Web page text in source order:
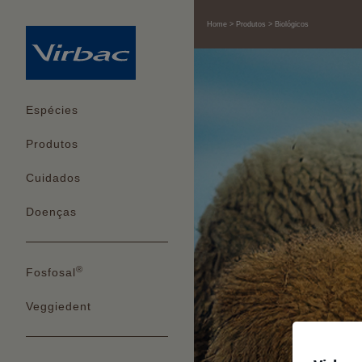
Espécies
Produtos
Cuidados
Doenças
Fosfosal®
Veggiedent
Home Produtos Biológicos